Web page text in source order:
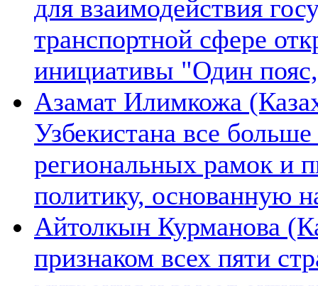
для взаимодействия
транспортной сфере
инициативы "Один
Азамат Илимкожа
Узбекистана все
региональных рамок и
политику, основанную
Айтолкын Курманова
признаком всех пяти